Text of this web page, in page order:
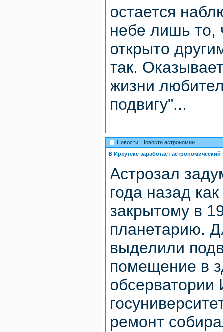
остается
небе лишь то,
открыто
так.
жизни
подвигу"...
Новости: Новости астрономии
В Иркутске заработает астрономический
Астрозал
года назад
закрытому в
планетарию.
выделили
помещение в
обсерватории
ремонт